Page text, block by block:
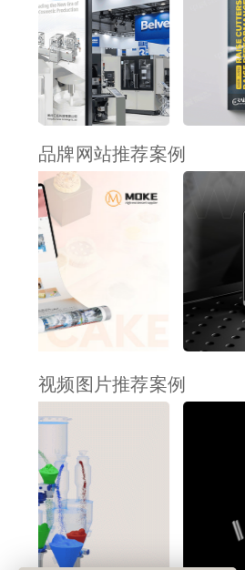
品牌网站推荐案例
视频图片推荐案例